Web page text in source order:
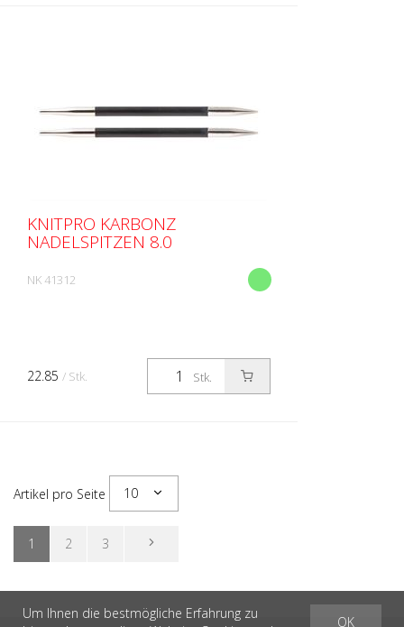
KNITPRO KARBONZ
NADELSPITZEN 8.0
NK 41312
Stk.
22.85 / Stk.
Artikel pro Seite 10
1 2 3
OK
Um Ihnen die bestmögliche Erfahrung zu